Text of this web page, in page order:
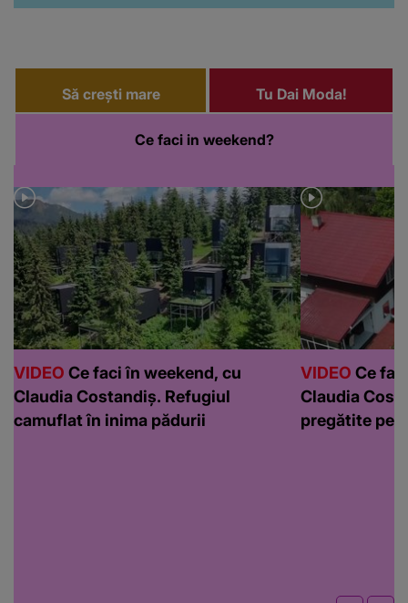
Să crești mare Tu Dai Moda!
Ce faci in weekend?
VIDEO Ce faci în weekend, cu
Claudia Costandiș. Refugiul
camuflat în inima pădurii
VIDEO Ce
Claudia
pregătite